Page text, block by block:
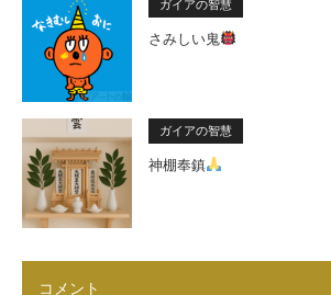
ガイアの智慧
さみしい鬼
ガイアの智慧
神棚奉鎮
コメント